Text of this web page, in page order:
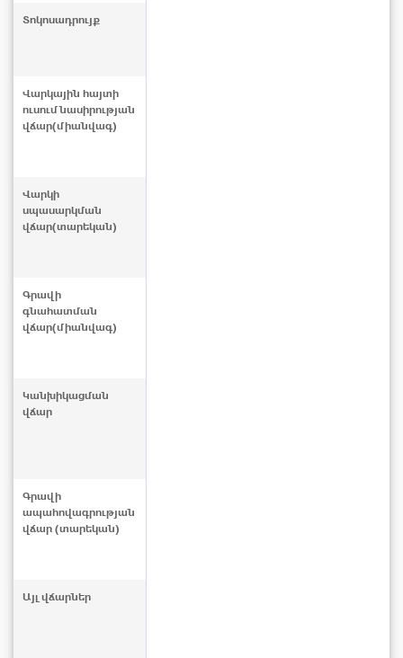
Տոկոսադրույք
Վարկային հայտի
ուսումնասիրության
վճար(միանվագ)
Վարկի
սպասարկման
վճար(տարեկան)
Գրավի
գնահատման
վճար(միանվագ)
Կանխիկացման
վճար
Գրավի
ապահովագրության
վճար (տարեկան)
Այլ վճարներ